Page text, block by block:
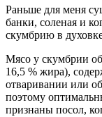
Раньше для меня
банки, соленая и
скумбрию в
Мясо у скумбрии
16,5 % жира),
отваривании или
поэтому
признаны посол,